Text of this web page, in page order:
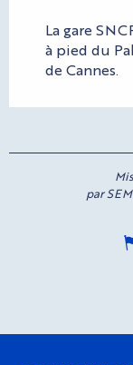
La gare
à pied du
de Cannes.
par